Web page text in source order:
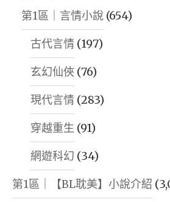
第1區｜言情小說 (654)
古代言情 (197)
玄幻仙俠 (76)
現代言情 (283)
穿越重生 (91)
網遊科幻 (34)
第1區｜【BL耽美】小說介紹